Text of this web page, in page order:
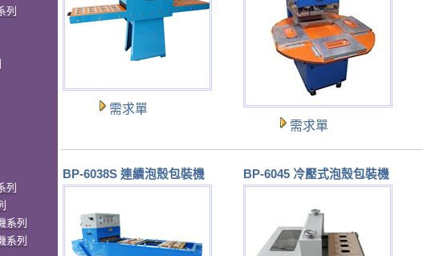
列
列
系列
系列
需求單
需求單
BP-6038S 連續泡殼包裝機 BP-6045 冷壓式泡殼包裝機